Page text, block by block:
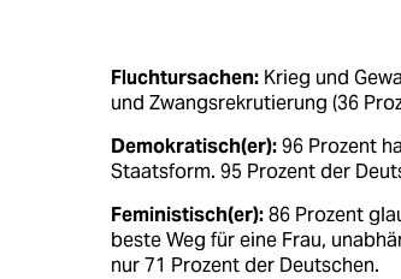
Fluchtursachen: Krieg und
und Zwangsrekrutierung (36
Demokratisch(er):96 Prozent
Staatsform. 95 Prozent der
Feministisch(er):86 Prozent
beste Weg für eine Frau,
nur 71 Prozent der Deutschen.